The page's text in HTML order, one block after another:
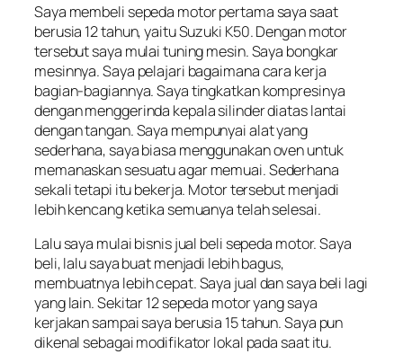
Saya membeli sepeda motor pertama saya saat
berusia 12 tahun, yaitu Suzuki K50. Dengan motor
tersebut saya mulai tuning mesin. Saya bongkar
mesinnya. Saya pelajari bagaimana cara kerja
bagian-bagiannya. Saya tingkatkan kompresinya
dengan menggerinda kepala silinder diatas lantai
dengan tangan. Saya mempunyai alat yang
sederhana, saya biasa menggunakan oven untuk
memanaskan sesuatu agar memuai. Sederhana
sekali tetapi itu bekerja. Motor tersebut menjadi
lebih kencang ketika semuanya telah selesai.
Lalu saya mulai bisnis jual beli sepeda motor. Saya
beli, lalu saya buat menjadi lebih bagus,
membuatnya lebih cepat. Saya jual dan saya beli lagi
yang lain. Sekitar 12 sepeda motor yang saya
kerjakan sampai saya berusia 15 tahun. Saya pun
dikenal sebagai modifikator lokal pada saat itu.